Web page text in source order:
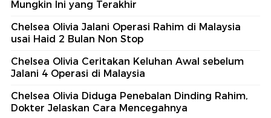
Mungkin Ini yang Terakhir
Chelsea Olivia Jalani Operasi Rahim di Malaysia
usai Haid 2 Bulan Non Stop
Chelsea Olivia Ceritakan Keluhan Awal sebelum
Jalani 4 Operasi di Malaysia
Chelsea Olivia Diduga Penebalan Dinding Rahim,
Dokter Jelaskan Cara Mencegahnya